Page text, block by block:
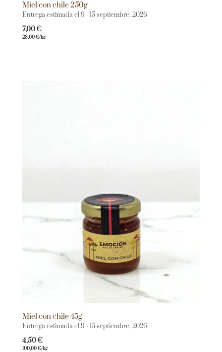
Miel con chile 250g
Entrega estimada el 9 - 15 septiembre, 2026
7,00€
28,00€/kg
Miel con chile 45g
Entrega estimada el 9 - 15 septiembre, 2026
4,50€
100,00€/kg